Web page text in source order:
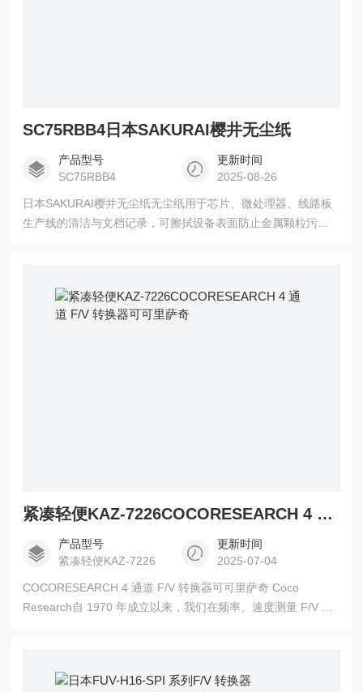
SC75RBB4日本SAKURAI樱井无尘纸
产品型号
SC75RBB4
更新时间
2025-08-26
日本SAKURAI樱井无尘纸无尘纸用于芯片、微处理器、线路板
生产线的清洁与文档记录，可擦拭设备表面防止金属颗粒污
紧凑轻便KAZ-7226COCORESEARCH 4 通道 F/V 转换器可可里萨奇
产品型号
紧凑轻便KAZ-7226
更新时间
2025-07-04
COCORESEARCH 4 通道 F/V 转换器可可里萨奇 Coco
Research自 1970 年成立以来，我们在频率、速度测量 F/V 转
和电阻测量以及 CAN 数据转换。